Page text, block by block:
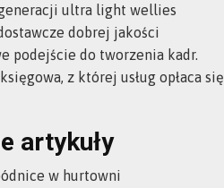
ultra light wellies
dobrej jakości
podejście do tworzenia kadr.
z której usług opłaca się
artykuły
w hurtowni